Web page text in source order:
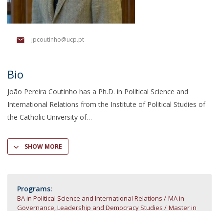
jpcoutinho@ucp.pt
Bio
João Pereira Coutinho has a Ph.D. in Political Science and
International Relations from the Institute of Political Studies of
the Catholic University of
SHOW MORE
Programs:
BA in Political Science and International Relations
MA in
Governance, Leadership and Democracy Studies
Master in